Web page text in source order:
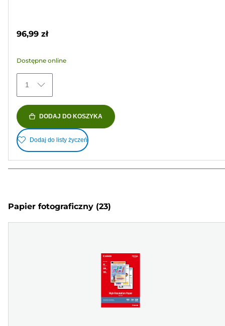
2062
96,99 zł
Dostępne online
1
DODAJ DO KOSZYKA
Dodaj do listy życzeń
Papier fotograficzny (23)